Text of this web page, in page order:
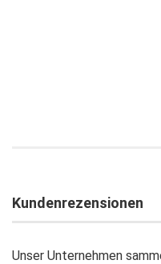
Kundenrezensionen
Unser Unternehmen